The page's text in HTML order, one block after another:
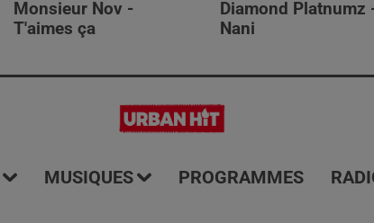
Monsieur Nov -
T'aimes ça
Diamond Platnumz
Nani
MUSIQUES PROGRAMMES